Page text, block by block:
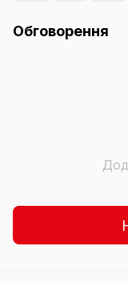
Обговорення